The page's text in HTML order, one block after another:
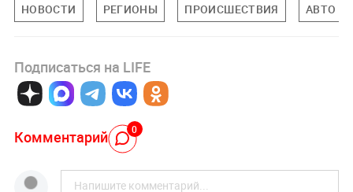
НОВОСТИ РЕГИОНЫ ПРОИСШЕСТВИЯ АВТО
Подписаться на LIFE
Комментарий 0